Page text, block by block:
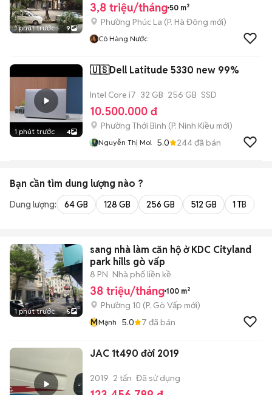
1 phút trước 9
3,8 triệu/tháng 50 m²
Phường Phúc La (P. Hà Đông mới)
Cô Hàng Nước
1 phút trước 4
🇺🇸Dell Latitude 5330 new 99%
Intel Core i7 32 GB 256 GB SSD
10.500.000 đ
Phường Thới Bình (P. Ninh Kiều mới)
Nguyễn Thị Mol 5.0 244đã bán
Bạn cần tìm dung lượng nào ?
Dung lượng: 64 GB 128 GB 256 GB 512 GB 1 TB
1 phút trước 5
sang nhà làm căn hộ ở KDC Cityland
park hills gò vấp
8 PN Nhà phố liền kề
38 triệu/tháng 100 m²
Phường 10 (P. Gò Vấp mới)
MMạnh 5.0 7 đã bán
JAC 1t490 đời 2019
2019 2 tấn Đã sử dụng